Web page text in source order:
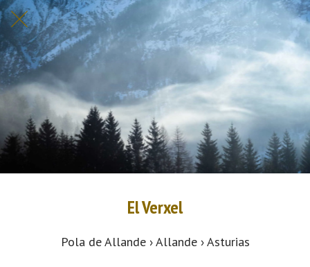
El Verxel
Pola de Allande › Allande › Asturias